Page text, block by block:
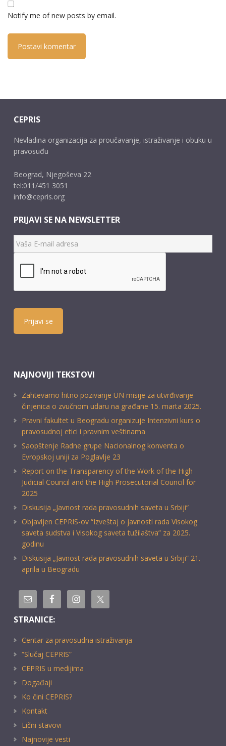
Notify me of new posts by email.
CEPRIS
Nevladina organizacija za proučavanje, istraživanje i obuku u
pravosuđu
Beograd, Njegoševa 22
tel:011/451 3051
info@cepris.org
PRIJAVI SE NA NEWSLETTER
Prijavi se
NAJNOVIJI TEKSTOVI
Zahtevamo hitno pozivanje UN misije za utvrđivanje
činjenica o zvučnom udaru na građane 15. marta 2025.
Pravni fakultet u Beogradu organizuje Intenzivni kurs o
pravosudnoj etici i pravnim veštinama
Saopštenje Radne grupe Nacionalnog konventa o
Evropskoj uniji za Poglavlje 23
Report on the Transparency of the Work of the High
Judicial Council and the High Prosecutorial Council for
2025
Diskusija „Javnost rada pravosudnih saveta u Srbiji“
Objavljen CEPRIS-ov “Izveštaj o javnosti rada Visokog
saveta sudstva i Visokog saveta tužilaštva” za 2025.
godinu
Diskusija „Javnost rada pravosudnih saveta u Srbiji” 21.
aprila u Beogradu
STRANICE:
Centar za pravosudna istraživanja
“Slučaj CEPRIS”
CEPRIS u medijima
Događaji
Ko čini CEPRIS?
Kontakt
Lični stavovi
Najnovije vesti